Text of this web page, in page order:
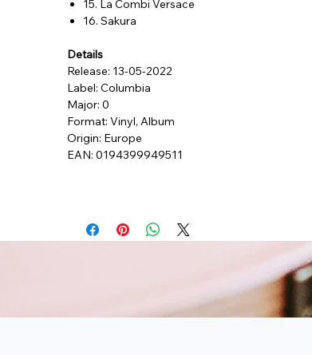
15. La Combi Versace
16. Sakura
Details
Release: 13-05-2022
Label: Columbia
Major: 0
Format: Vinyl, Album
Origin: Europe
EAN: 0194399949511